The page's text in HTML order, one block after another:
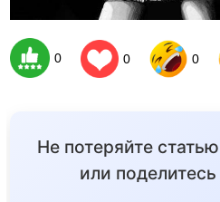
0 0 0
Не потеряйте
или